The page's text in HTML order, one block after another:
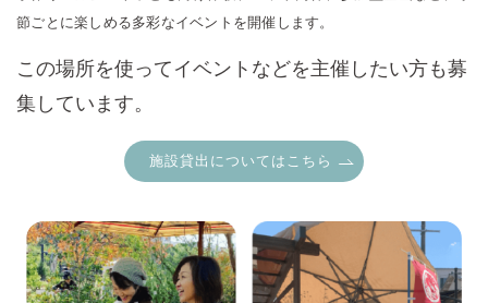
節ごとに楽しめる多彩なイベントを開催します。
この場所を使ってイベントなどを主催したい方も募
集しています。
施設貸出についてはこちら